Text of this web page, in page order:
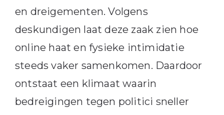
en dreigementen. Volgens
deskundigen laat deze zaak zien hoe
online haat en fysieke intimidatie
steeds vaker samenkomen. Daardoor
ontstaat een klimaat waarin
bedreigingen tegen politici sneller